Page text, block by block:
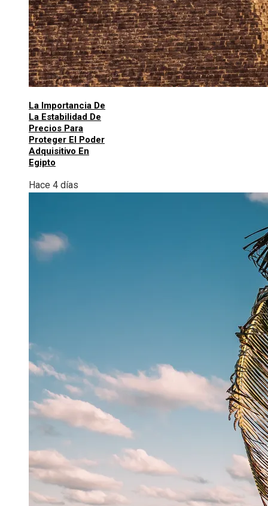
La Importancia De
La Estabilidad De
Precios Para
Proteger El Poder
Adquisitivo En
Egipto
Hace 4 días